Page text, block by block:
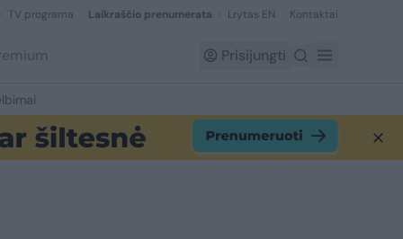
TV programa Laikraščio prenumerata Lrytas EN Kontaktai
Prisijungti